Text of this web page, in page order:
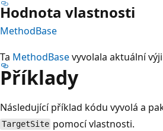
Hodnota vlastnosti
MethodBase
Ta MethodBasevyvolala aktuální
Příklady
Následující příklad kódu vyvolá a
TargetSite pomocí vlastnosti.